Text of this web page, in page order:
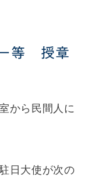
等 授章
から民間人に
日大使が次の